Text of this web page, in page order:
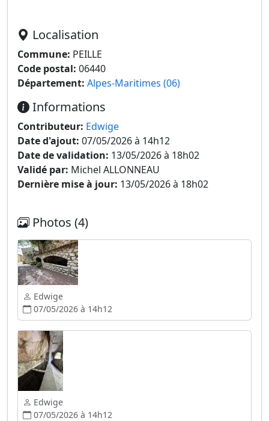
Localisation
Commune: PEILLE
Code postal: 06440
Département: Alpes-Maritimes (06)
Informations
Contributeur: Edwige
Date d'ajout: 07/05/2026 à 14h12
Date de validation: 13/05/2026 à 18h02
Validé par: Michel ALLONNEAU
Dernière mise à jour: 13/05/2026 à 18h02
Photos (4)
Edwige
07/05/2026 à 14h12
Edwige
07/05/2026 à 14h12